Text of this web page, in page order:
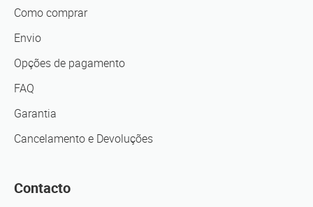
Como comprar
Envio
Opções de pagamento
FAQ
Garantia
Cancelamento e Devoluções
Contacto